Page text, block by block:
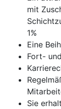
mit
1%
Eine
Fort-
Sie